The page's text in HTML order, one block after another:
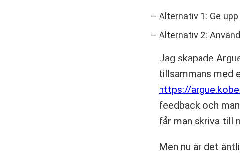
Alternativ 1: Ge
Alternativ 2:
Jag skapade
tillsammans med
https://
feedback och
får man skriva till
Men nu är det